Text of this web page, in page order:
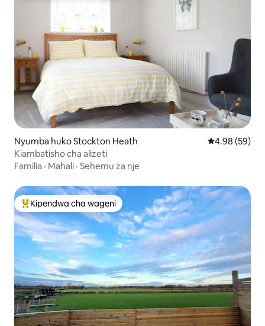
Nyumba huko Stockton Heath Ukadiriaji wa
4.98 (59)
Kiambatisho cha alizeti
Familia · Mahali · Sehemu za nje
Kipendwa maarufu cha wageni
Kipendwa cha wageni